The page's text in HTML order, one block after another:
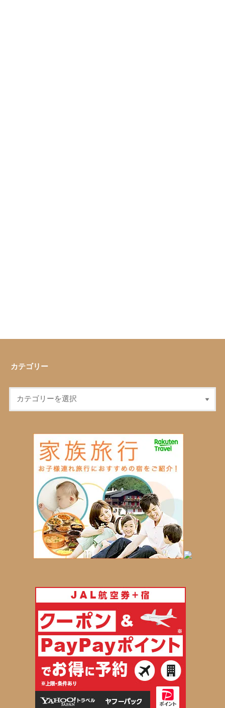
カテゴリー